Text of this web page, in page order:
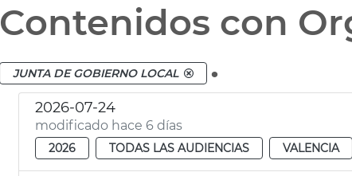
Contenidos con
JUNTA DE GOBIERNO LOCAL .
2026-07-24
modificado hace 6 días
2026 TODAS LAS AUDIENCIAS VALENCIA